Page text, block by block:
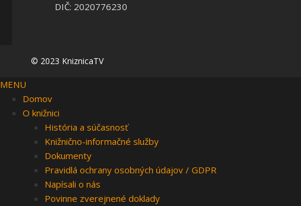
DIČ: 2020776230
© 2023 KniznicaTV
MENU
Domov
O knižnici
História a súčasnosť
Knižnično-informačné služby
Dokumenty
Pravidlá ochrany osobných údajov / GDPR
Napísali o nás
Povinne zverejnené doklady